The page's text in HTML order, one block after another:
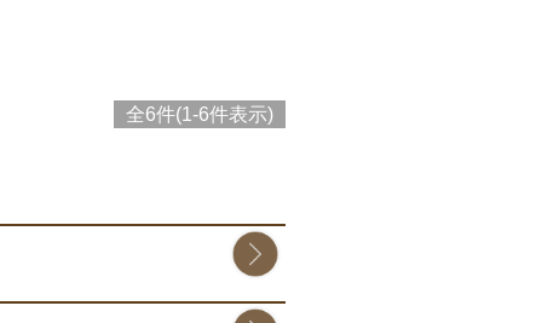
全6件(1-6件表示)